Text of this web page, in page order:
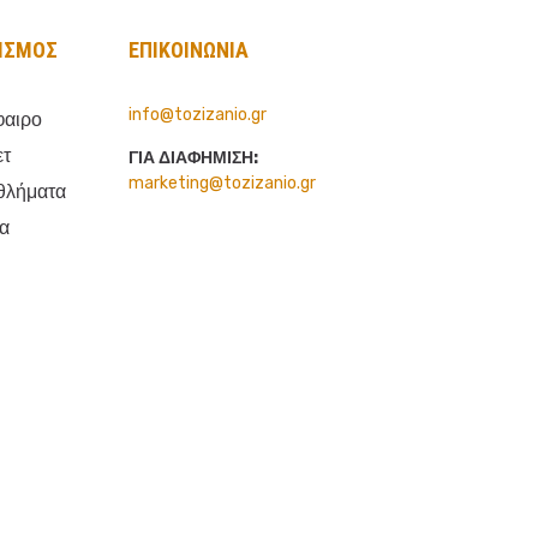
ΕΠΙΚΟΙΝΩΝΙΑ
info@tozizanio.gr
ΓΙΑ ΔΙΑΦΗΜΙΣΗ:
marketing@tozizanio.gr